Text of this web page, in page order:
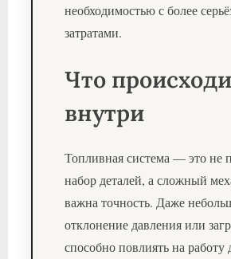
необходимостью с более
затратами.
Что
внутри
Топливная система — это не
набор деталей, а сложный
важна точность. Даже
отклонение давления или
способно повлиять на работу